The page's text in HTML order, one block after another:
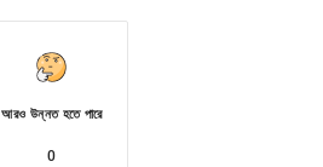
আরও উন্নত হতে পারে
0